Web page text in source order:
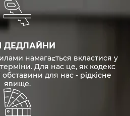
ДЕДЛАЙНИ
намагається вкластися у
Для нас це, як кодекс
для нас - рідкісне
явище.